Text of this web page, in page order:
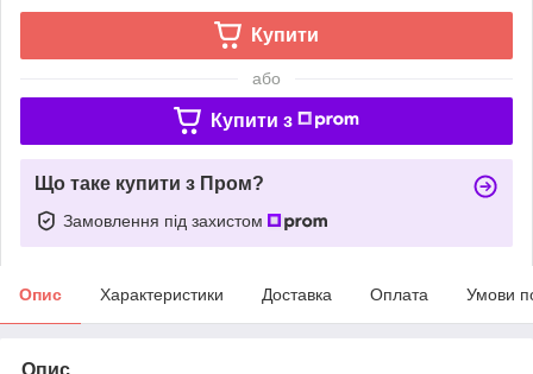
Купити
або
Купити з
Що таке купити з Пром?
Замовлення під захистом
Опис Характеристики Доставка Оплата Умови
Опис